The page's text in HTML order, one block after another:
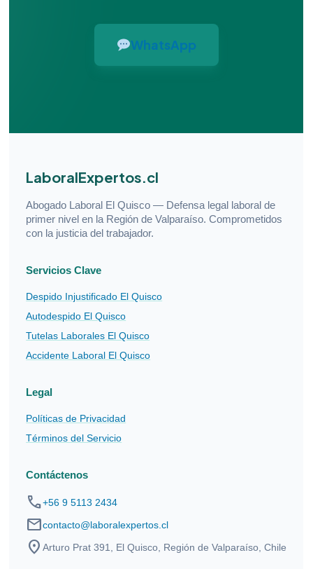
WhatsApp
LaboralExpertos.cl
Abogado Laboral El Quisco — Defensa legal laboral de
primer nivel en la Región de Valparaíso. Comprometidos
con la justicia del trabajador.
Servicios Clave
Despido Injustificado El Quisco
Autodespido El Quisco
Tutelas Laborales El Quisco
Accidente Laboral El Quisco
Legal
Políticas de Privacidad
Términos del Servicio
Contáctenos
phone+56 9 5113 2434
mailcontacto@laboralexpertos.cl
location_onArturo Prat 391, El Quisco, Región de Valparaíso, Chile